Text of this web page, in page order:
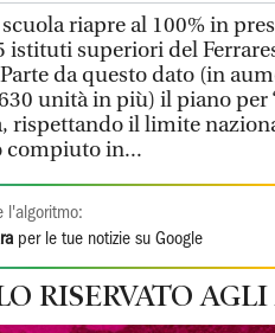
riapre al 100% in
istituti superiori del
da questo dato (in
unità in più) il piano per
rispettando il limite
compiuto in...
l'algoritmo:
per le tue notizie su Google
RISERVATO